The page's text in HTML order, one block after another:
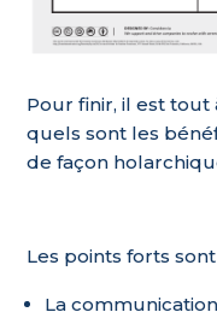
Pour finir, il est
quels sont les
de façon
Les points forts
La communication